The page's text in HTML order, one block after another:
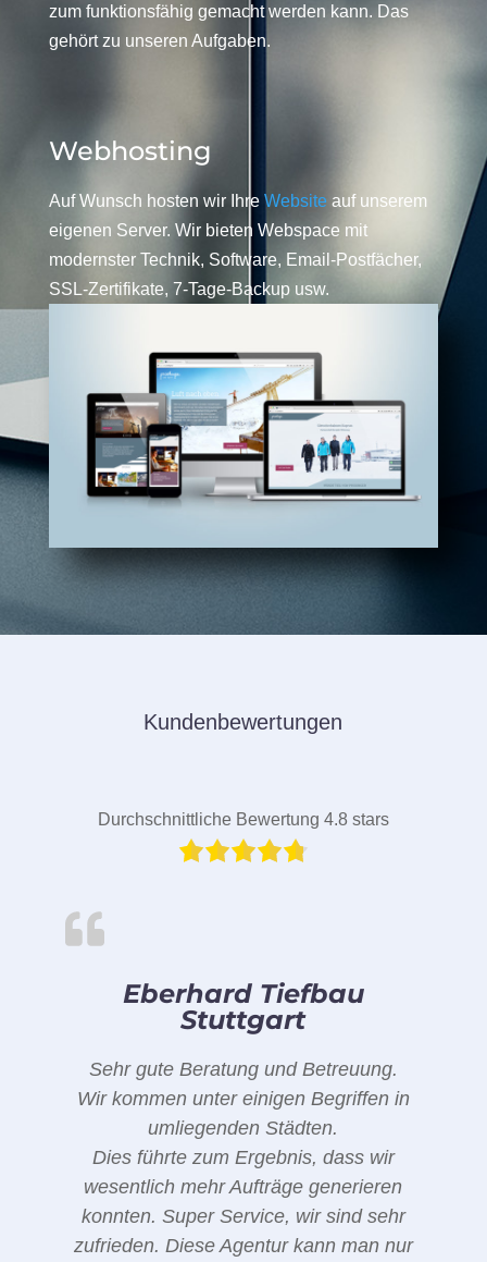
zum funktionsfähig gemacht werden kann. Das
gehört zu unseren Aufgaben.
Webhosting
Auf Wunsch hosten wir Ihre Website auf unserem
eigenen Server. Wir bieten Webspace mit
modernster Technik, Software, Email-Postfächer,
SSL-Zertifikate, 7-Tage-Backup usw.
Kundenbewertungen
Durchschnittliche Bewertung 4.8 stars
Eberhard Tiefbau
Stuttgart
Sehr gute Beratung und Betreuung.
Wir kommen unter einigen Begriffen in
umliegenden Städten.
Dies führte zum Ergebnis, dass wir
wesentlich mehr Aufträge generieren
konnten. Super Service, wir sind sehr
zufrieden. Diese Agentur kann man nur